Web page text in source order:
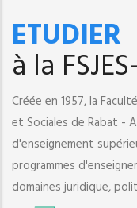
ETUDIER
à la
Créée en 1957, la
et Sociales de Rabat -
d'enseignement
programmes
domaines juridique,